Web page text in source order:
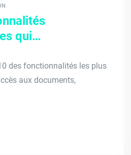
qui…
des fonctionnalités les plus
aux documents,